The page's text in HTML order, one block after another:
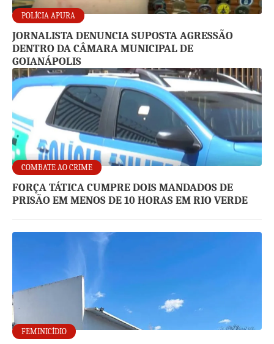
POLÍCIA APURA
JORNALISTA DENUNCIA SUPOSTA AGRESSÃO
DENTRO DA CÂMARA MUNICIPAL DE
GOIANÁPOLIS
COMBATE AO CRIME
FORÇA TÁTICA CUMPRE DOIS MANDADOS DE
PRISÃO EM MENOS DE 10 HORAS EM RIO VERDE
FEMINICÍDIO